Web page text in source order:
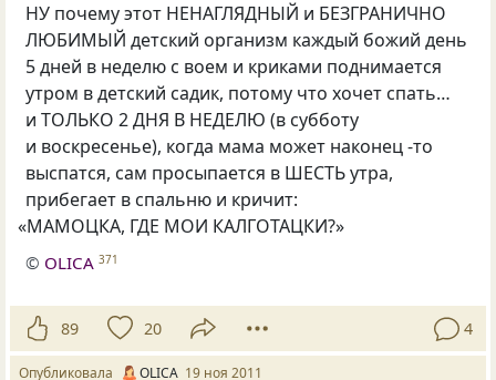
НУ почему этот НЕНАГЛЯДНЫЙ и БЕЗГРАНИЧНО
ЛЮБИМЫЙ детский организм каждый божий день
5 дней в неделю с воем и криками поднимается
утром в детский садик, потому что хочет спать…
и ТОЛЬКО 2 ДНЯ В НЕДЕЛЮ (в субботу
и воскресенье), когда мама может наконец -то
выспатся, сам просыпается в ШЕСТЬ утра,
прибегает в спальню и кричит:
«МАМОЦКА, ГДЕ МОИ КАЛГОТАЦКИ?»
© OLICA 371
89 20 4
Опубликовала OLICA 19 ноя 2011